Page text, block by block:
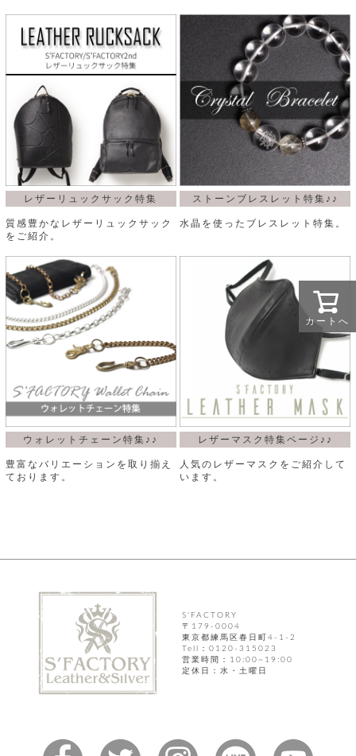
カートへ
レザーリュックサック特集
質感豊かなレザーリュックサック
をご紹介。
ストーンブレスレット特集♪♪
水晶を使ったブレスレット特集。
ウォレットチェーン特集♪♪
豊富なバリエーションを取り揃え
ております。
レザーマスク特集ページ♪♪
人気のレザーマスクをご紹介して
います。
S'FACTORY
〒179-0004
東京都練馬区春日町4-1-2
Tell：0120-315023
営業時間：10:00~19:00
定休日：水・土曜日